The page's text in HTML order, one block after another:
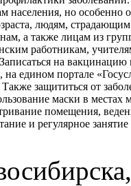
населения, но особенно
людям,
а также лицам из
работникам,
на
едином портале
защититься от
маски в местах
помещения,
и регулярное